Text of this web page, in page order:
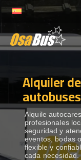
to
ALQUILER DE
DESTINOS
RECORRIDAS
Alquiler
Alquile
profesionales
seguridad y
eventos, bodas
flexible y
cada necesidad.